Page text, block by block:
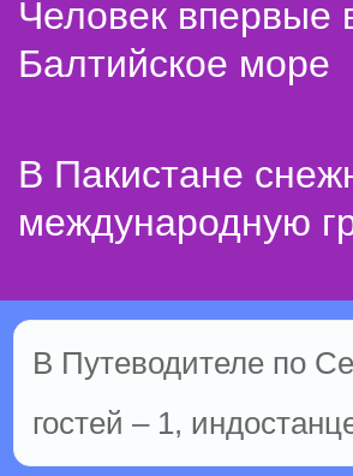
Человек впервые
Балтийское море
В Пакистане
международную
В Путеводителе по
гостей – 1,